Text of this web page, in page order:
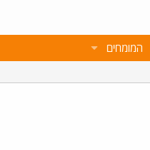
המומחים